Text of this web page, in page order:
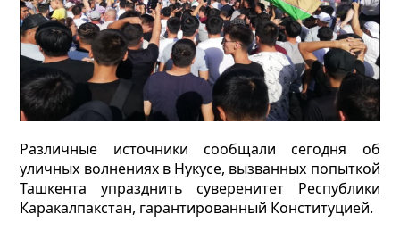
Различные источники сообщали сегодня об
уличных волнениях в Нукусе, вызванных попыткой
Ташкента упразднить суверенитет Республики
Каракалпакстан, гарантированный Конституцией.